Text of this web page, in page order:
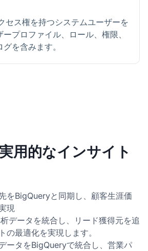
セス権を持つシステムユーザーを
プロファイル、ロール、権限、
を含みます。
用的なインサイト
をBigQueryと同期し、顧客生涯価
現
データを統合し、リード獲得元を追
の最適化を実現します。
ータをBigQueryで統合し、営業パ